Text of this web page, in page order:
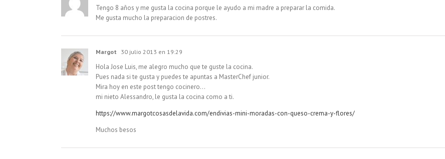
Tengo 8 años y me gusta la cocina porque le ayudo a mi madre a preparar la comida.
Me gusta mucho la preparacion de postres.
Margot 30 julio 2013 en 19:29
Hola Jose Luis, me alegro mucho que te guste la cocina.
Pues nada si te gusta y puedes te apuntas a MasterChef junior.
Mira hoy en este post tengo cocinero…
mi nieto Alessandro, le gusta la cocina como a ti.
https://www.margotcosasdelavida.com/endivias-mini-moradas-con-queso-crema-y-flores/
Muchos besos